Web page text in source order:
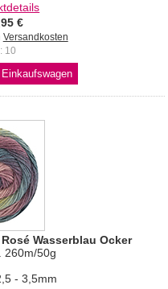
€
Versandkosten
10
Wasserblau Ocker
260m/50g
- 3,5mm